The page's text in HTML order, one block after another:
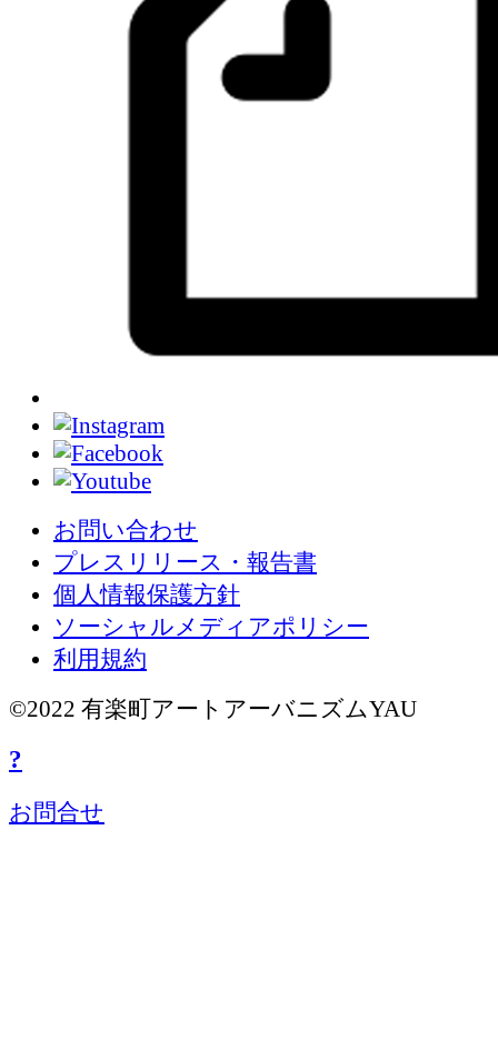
お問い合わせ
プレスリリース・報告書
個人情報保護方針
ソーシャルメディアポリシー
利用規約
©2022 有楽町アートアーバニズムYAU
?
お問合せ